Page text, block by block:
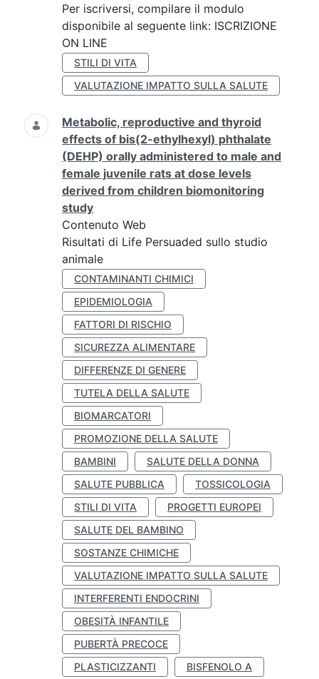
Per iscriversi, compilare il modulo
disponibile al seguente link: ISCRIZIONE
ON LINE
STILI DI VITA
VALUTAZIONE IMPATTO SULLA SALUTE
Metabolic, reproductive and thyroid
effects of bis(2-ethylhexyl) phthalate
(DEHP) orally administered to male and
female juvenile rats at dose levels
derived from children biomonitoring
study
Contenuto Web
Risultati di Life Persuaded sullo studio
animale
CONTAMINANTI CHIMICI
EPIDEMIOLOGIA
FATTORI DI RISCHIO
SICUREZZA ALIMENTARE
DIFFERENZE DI GENERE
TUTELA DELLA SALUTE
BIOMARCATORI
PROMOZIONE DELLA SALUTE
BAMBINI
SALUTE DELLA DONNA
SALUTE PUBBLICA
TOSSICOLOGIA
STILI DI VITA
PROGETTI EUROPEI
SALUTE DEL BAMBINO
SOSTANZE CHIMICHE
VALUTAZIONE IMPATTO SULLA SALUTE
INTERFERENTI ENDOCRINI
OBESITÀ INFANTILE
PUBERTÀ PRECOCE
PLASTICIZZANTI
BISFENOLO A